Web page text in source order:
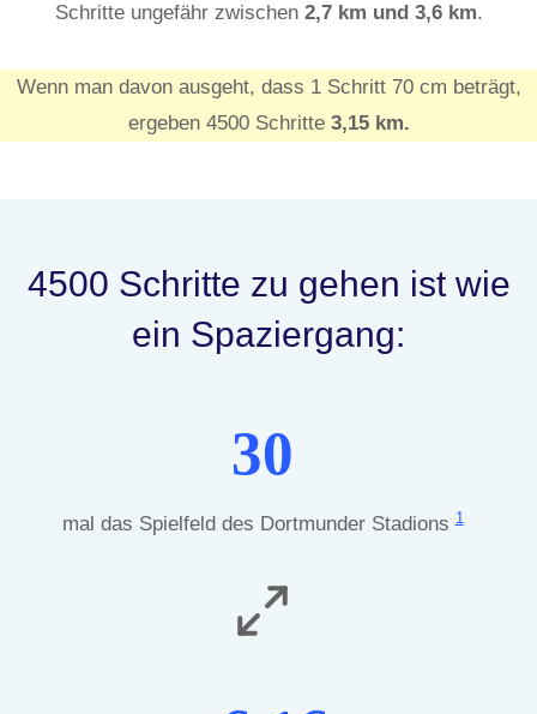
Schritte ungefähr zwischen 2,7 km und 3,6 km.
Wenn man davon ausgeht, dass 1 Schritt 70 cm beträgt,
ergeben 4500 Schritte 3,15 km.
4500 Schritte zu gehen ist wie
ein Spaziergang:
30
mal das Spielfeld des Dortmunder Stadions1